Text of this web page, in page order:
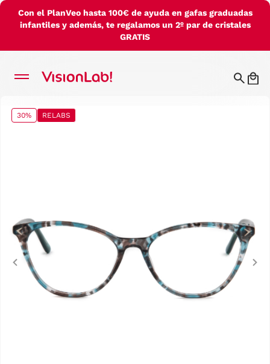
Con el PlanVeo hasta 100€ de ayuda en gafas graduadas
infantiles y además, te regalamos un 2º par de cristales
GRATIS
30% RELABS
Previous